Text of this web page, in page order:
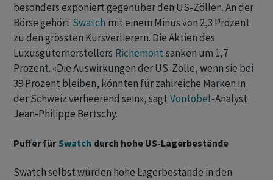
besonders exponiert gegenüber den US-Zöllen. An der
Börse gehört Swatch mit einem Minus von 2,3 Prozent
zu den grössten Kursverlierern. Die Aktien des
Luxusgüterherstellers Richemont sanken um 1,7
Prozent. «Die Auswirkungen der US-Zölle, wenn sie bei
39 Prozent bleiben, könnten für zahlreiche Marken in
der Schweiz verheerend sein», sagt Vontobel-Analyst
Jean-Philippe Bertschy.
Puffer für Swatch durch hohe US-Lagerbestände
Swatch selbst würden hohe Lagerbestände in den